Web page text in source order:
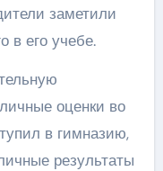
заметили
в его учебе.
оценки во
в гимназию,
результаты